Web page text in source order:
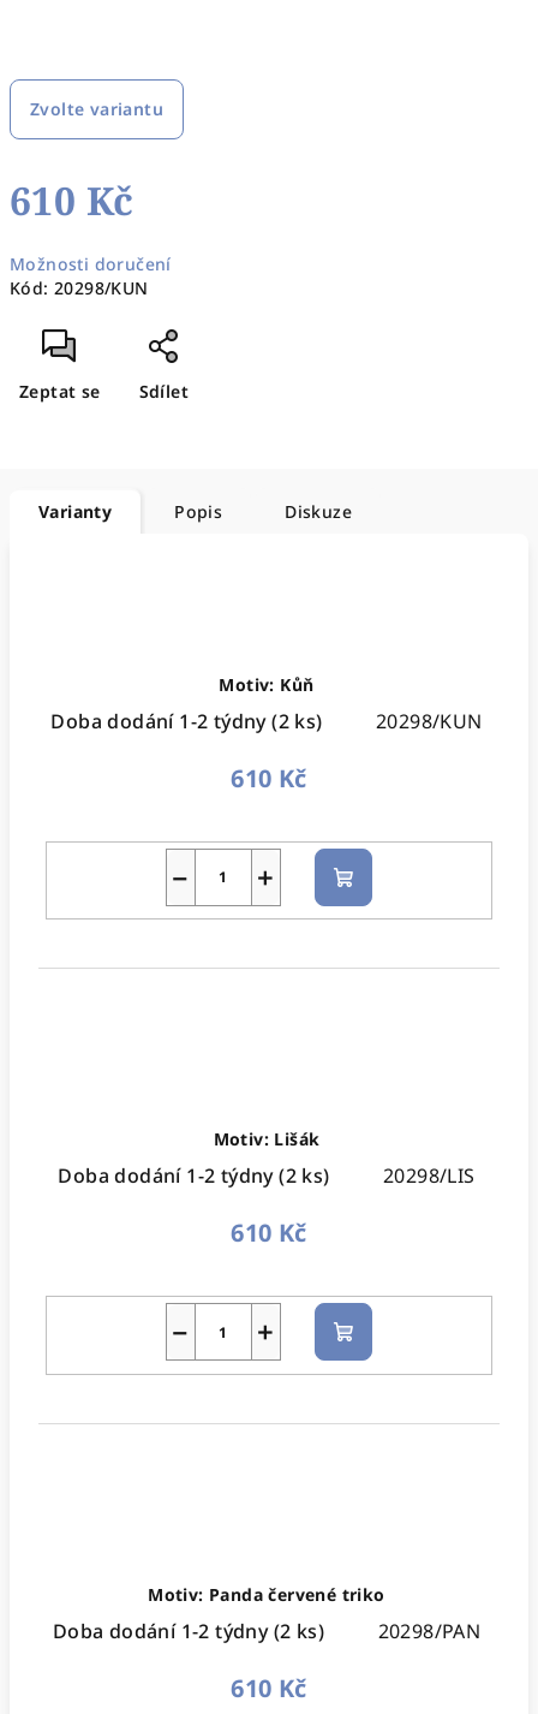
Zvolte variantu
610 Kč
cena:
Možnosti doručení
Kód: 20298/KUN
Zeptat se Sdílet
Varianty Popis Diskuze
Motiv: Kůň
Doba dodání 1-2 týdny(2 ks) 20298/KUN
610 Kč
+
− Do
košíku
Motiv: Lišák
Doba dodání 1-2 týdny(2 ks) 20298/LIS
610 Kč
+
− Do
košíku
Motiv: Panda červené triko
Doba dodání 1-2 týdny(2 ks) 20298/PAN
610 Kč